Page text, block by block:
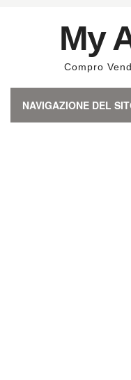
My
Compro
NAVIGAZIONE DEL